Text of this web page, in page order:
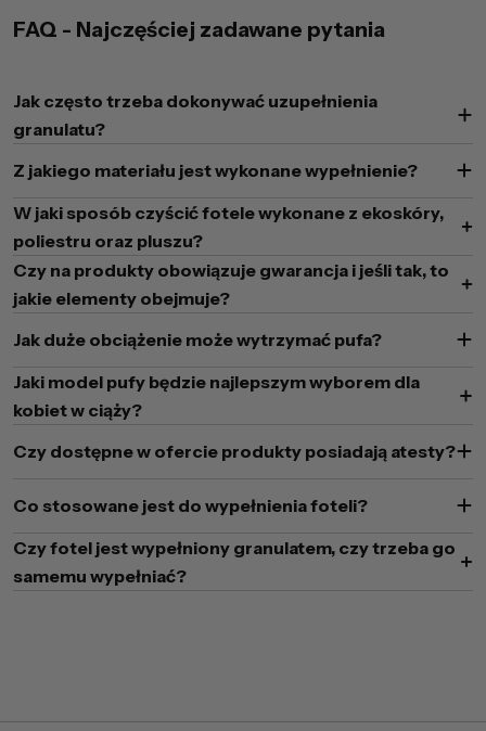
FAQ - Najczęściej zadawane pytania
Jak często trzeba dokonywać uzupełnienia
granulatu?
Z jakiego materiału jest wykonane wypełnienie?
W jaki sposób czyścić fotele wykonane z ekoskóry,
poliestru oraz pluszu?
Czy na produkty obowiązuje gwarancja i jeśli tak, to
jakie elementy obejmuje?
Jak duże obciążenie może wytrzymać pufa?
Jaki model pufy będzie najlepszym wyborem dla
kobiet w ciąży?
Czy dostępne w ofercie produkty posiadają atesty?
Co stosowane jest do wypełnienia foteli?
Czy fotel jest wypełniony granulatem, czy trzeba go
samemu wypełniać?